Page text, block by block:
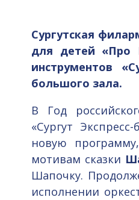
Сургутская
для детей «Про
инструментов
большого зала.
В Год
«Сургут
новую
мотивам сказки
Шапочку.
исполнении